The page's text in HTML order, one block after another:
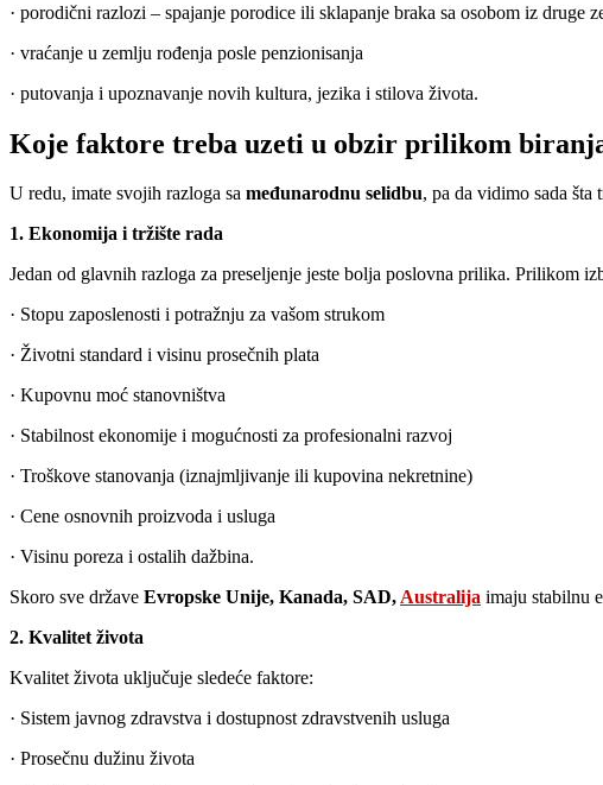
· porodični razlozi – spajanje porodice ili sklapanje braka sa osobom iz druge
· vraćanje u zemlju rođenja posle penzionisanja
· putovanja i upoznavanje novih kultura, jezika i stilova života.
Koje faktore treba uzeti u obzir prilikom
U redu, imate svojih razloga sa međunarodnu selidbu, pa da vidimo sada
1. Ekonomija i tržište rada
Jedan od glavnih razloga za preseljenje jeste bolja poslovna prilika. Prilikom
· Stopu zaposlenosti i potražnju za vašom strukom
· Životni standard i visinu prosečnih plata
· Kupovnu moć stanovništva
· Stabilnost ekonomije i mogućnosti za profesionalni razvoj
· Troškove stanovanja (iznajmljivanje ili kupovina nekretnine)
· Cene osnovnih proizvoda i usluga
· Visinu poreza i ostalih dažbina.
Skoro sve države Evropske Unije, Kanada, SAD,Australija imaju stabilnu
2. Kvalitet života
Kvalitet života uključuje sledeće faktore:
· Sistem javnog zdravstva i dostupnost zdravstvenih usluga
· Prosečnu dužinu života